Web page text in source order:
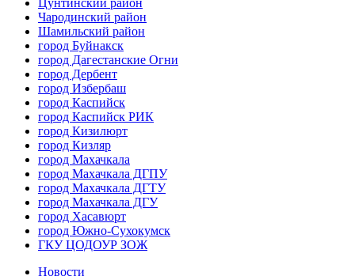
Цунтинский район
Чародинский район
Шамильский район
город Буйнакск
город Дагестанские Огни
город Дербент
город Избербаш
город Каспийск
город Каспийск РИК
город Кизилюрт
город Кизляр
город Махачкала
город Махачкала ДГПУ
город Махачкала ДГТУ
город Махачкала ДГУ
город Хасавюрт
город Южно-Сухокумск
ГКУ ЦОДОУР ЗОЖ
Новости